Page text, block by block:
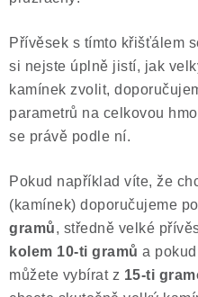
Přívěsek s tímto křišťálem
si nejste úplně jistí, jak
kamínek zvolit,
parametrů na celkovou
se právě podle ní.
Pokud například víte, že
(kamínek) doporučujeme
gramů, středně velké
kolem 10-ti gramů a
můžete vybírat z 15-ti